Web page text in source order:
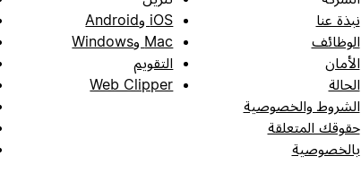
نبذة عنا
الوظائف
الأمان
الحالة
الشروط والخصوصية
حقوقك المتعلقة
بالخصوصية
iOS وAndroid
Mac وWindows
التقويم
Web Clipper